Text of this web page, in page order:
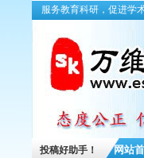
服务教育科研，促进学
投稿好助手！ 网站